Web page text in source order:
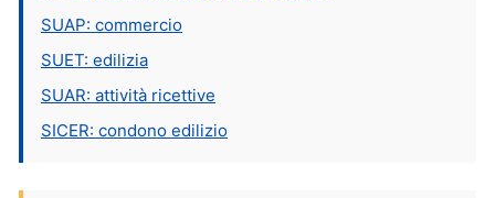
SUAP: commercio
SUET: edilizia
SUAR: attività ricettive
SICER: condono edilizio